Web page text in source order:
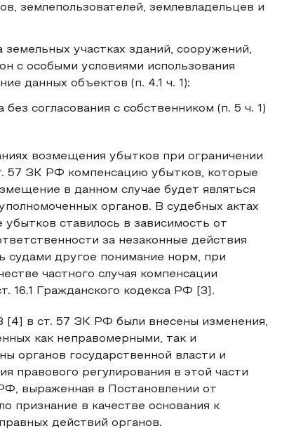
землепользователей, землевладельцев и
участках зданий, сооружений,
с особыми условиями использования
данных объектов (п. 4.1 ч. 1);
согласования с собственником (п. 5 ч. 1)
возмещения убытков при ограничении
57 ЗК РФ компенсацию убытков, которые
в данном случае будет являться
органов. В судебных актах
ставилось в зависимость от
за незаконные действия
судами другое понимание норм, при
частного случая компенсации
16.1 Гражданского кодекса РФ [3].
в ст. 57 ЗК РФ были внесены изменения,
как неправомерными, так и
органов государственной власти и
правового регулирования в этой части
выраженная в Постановлении от
в качестве основания к
действий органов.